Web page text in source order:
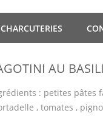
CHARCUTERIES
AU
: petites pâtes
, tomates ,